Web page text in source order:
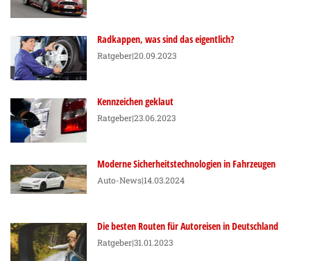
Radkappen, was sind das eigentlich?
Ratgeber|20.09.2023
Kennzeichen geklaut
Ratgeber|23.06.2023
Moderne Sicherheitstechnologien in Fahrzeugen
Auto-News|14.03.2024
Die besten Routen für Autoreisen in Deutschland
Ratgeber|31.01.2023